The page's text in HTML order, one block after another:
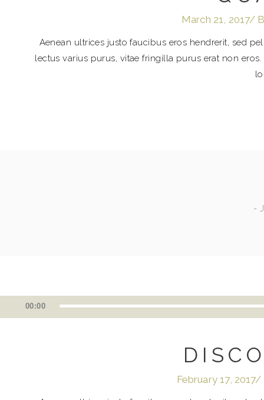
March 21, 2017
Aenean ultrices justo faucibus eros hendrerit, sed
lectus varius purus, vitae fringilla purus erat non
-
Player
00:00
February 17, 2017